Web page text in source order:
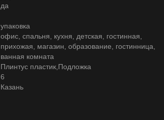
да
упаковка
офис, спальня, кухня, детская, гостинная,
прихожая, магазин, образование, гостинница,
ванная комната
Плинтус пластик,Подложка
6
Казань